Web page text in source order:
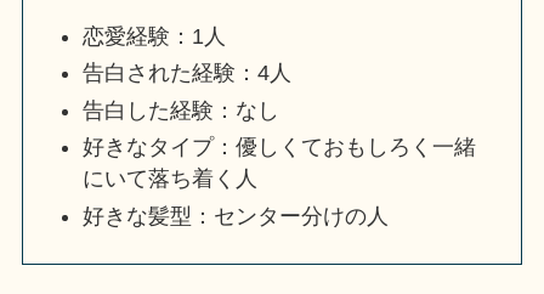
恋愛経験：1人
告白された経験：4人
告白した経験：なし
好きなタイプ：優しくておもしろく一緒
にいて落ち着く人
好きな髪型：センター分けの人